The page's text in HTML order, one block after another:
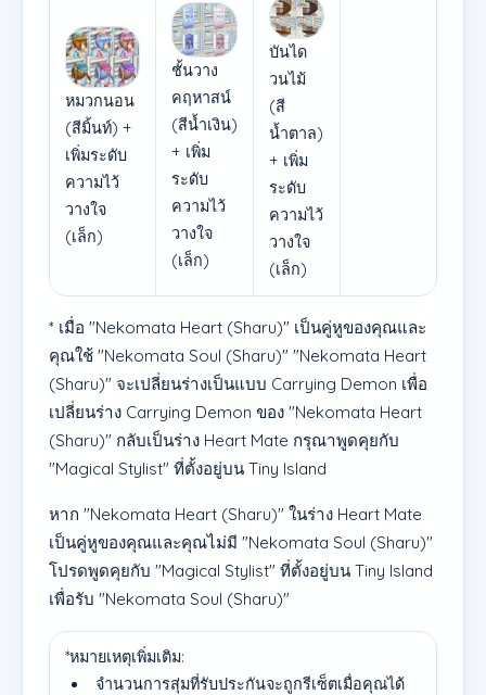
หมวกนอน
(สีมิ้นท์) +
เพิ่มระดับ
ความไว้
วางใจ
(เล็ก)
ชั้นวาง
คฤหาสน์
(สีน้ำเงิน)
+ เพิ่ม
ระดับ
ความไว้
วางใจ
(เล็ก)
บันได
วนไม้
(สี
น้ำตาล)
+ เพิ่ม
ระดับ
ความไว้
วางใจ
(เล็ก)
* เมื่อ "Nekomata Heart (Sharu)" เป็นคู่หูของคุณและ
คุณใช้ "Nekomata Soul (Sharu)" "Nekomata Heart
(Sharu)" จะเปลี่ยนร่างเป็นแบบ Carrying Demon เพื่อ
เปลี่ยนร่าง Carrying Demon ของ "Nekomata Heart
(Sharu)" กลับเป็นร่าง Heart Mate กรุณาพูดคุยกับ
"Magical Stylist" ที่ตั้งอยู่บน Tiny Island
หาก "Nekomata Heart (Sharu)" ในร่าง Heart Mate
เป็นคู่หูของคุณและคุณไม่มี "Nekomata Soul (Sharu)"
โปรดพูดคุยกับ "Magical Stylist" ที่ตั้งอยู่บน Tiny Island
เพื่อรับ "Nekomata Soul (Sharu)"
*หมายเหตุเพิ่มเติม:
จำนวนการสุ่มที่รับประกันจะถูกรีเซ็ตเมื่อคุณได้